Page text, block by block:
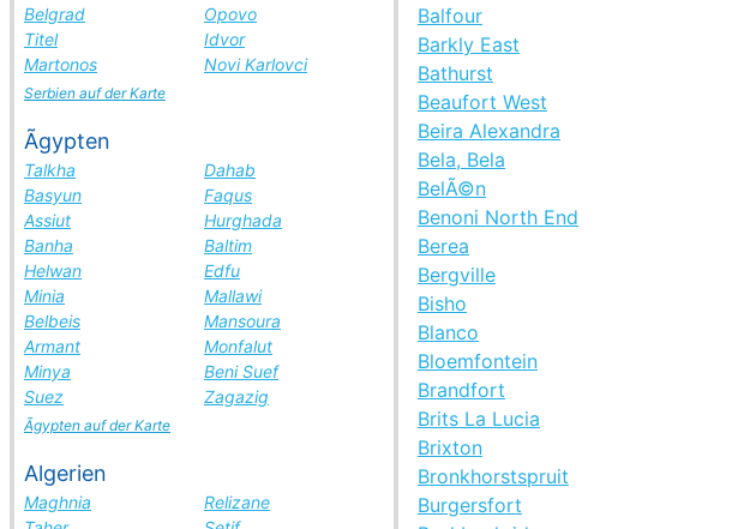
Belgrad
Opovo
Titel
Idvor
Martonos
Novi Karlovci
Serbien auf der Karte
Ãgypten
Talkha
Dahab
Basyun
Faqus
Assiut
Hurghada
Banha
Baltim
Helwan
Edfu
Minia
Mallawi
Belbeis
Mansoura
Armant
Monfalut
Minya
Beni Suef
Suez
Zagazig
Ãgypten auf der Karte
Algerien
Maghnia
Relizane
Balfour
Barkly East
Bathurst
Beaufort West
Beira Alexandra
Bela, Bela
BelÃ©n
Benoni North End
Berea
Bergville
Bisho
Blanco
Bloemfontein
Brandfort
Brits La Lucia
Brixton
Bronkhorstspruit
Burgersfort